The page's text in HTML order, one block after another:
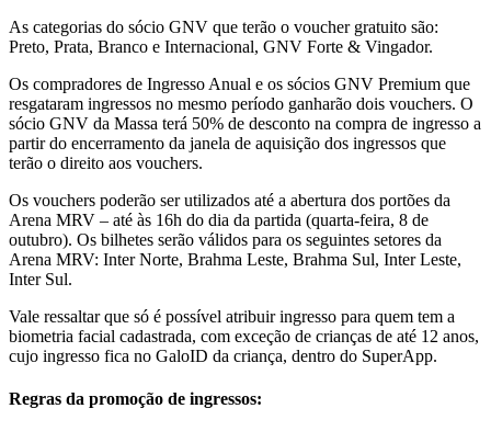
As categorias do sócio GNV que terão o voucher gratuito são:
Preto, Prata, Branco e Internacional, GNV Forte & Vingador.
Os compradores de Ingresso Anual e os sócios GNV Premium que
resgataram ingressos no mesmo período ganharão dois vouchers. O
sócio GNV da Massa terá 50% de desconto na compra de ingresso a
partir do encerramento da janela de aquisição dos ingressos que
terão o direito aos vouchers.
Os vouchers poderão ser utilizados até a abertura dos portões da
Arena MRV – até às 16h do dia da partida (quarta-feira, 8 de
outubro). Os bilhetes serão válidos para os seguintes setores da
Arena MRV: Inter Norte, Brahma Leste, Brahma Sul, Inter Leste,
Inter Sul.
Vale ressaltar que só é possível atribuir ingresso para quem tem a
biometria facial cadastrada, com exceção de crianças de até 12 anos,
cujo ingresso fica no GaloID da criança, dentro do SuperApp.
Regras da promoção de ingressos: